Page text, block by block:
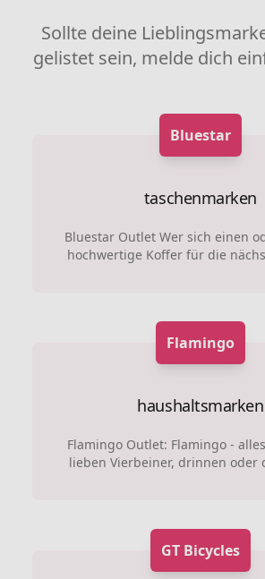
Sollte deine
gelistet sein, melde dich
Bluestar
taschenmarken
Bluestar Outlet Wer sich einen
hochwertige Koffer für die
Flamingo
haushaltsmarken
Flamingo Outlet: Flamingo -
lieben Vierbeiner, drinnen oder
GT Bicycles